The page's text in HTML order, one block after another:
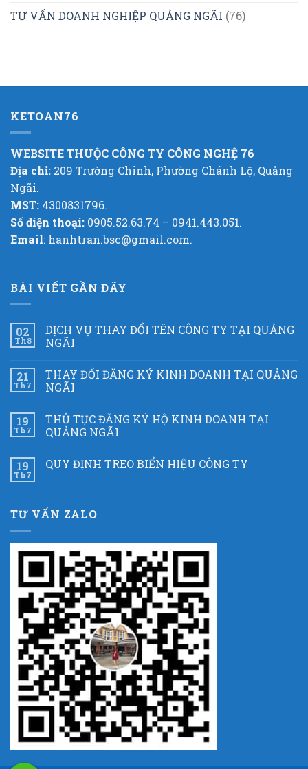
TƯ VẤN DOANH NGHIỆP QUẢNG NGÃI (76)
KETOAN76
WEBSITE THUỘC CÔNG TY CÔNG NGHỆ 76
Địa chỉ: 209 Trường Chinh, Phường Chánh Lộ, Quảng
Ngãi.
MST: 4300831796.
Số điện thoại: 0905.52.63.74 – 0941.443.051.
Email: hanhtran.bsc@gmail.com.
BÀI VIẾT GẦN ĐÂY
02
Th8
DỊCH VỤ THAY ĐỔI TÊN CÔNG TY TẠI QUẢNG
NGÃI
21
Th7
THAY ĐỔI ĐĂNG KÝ KINH DOANH TẠI QUẢNG
NGÃI
19
Th7
THỦ TỤC ĐĂNG KÝ HỘ KINH DOANH TẠI
QUẢNG NGÃI
19
Th7
QUY ĐỊNH TREO BIỂN HIỆU CÔNG TY
TƯ VẤN ZALO